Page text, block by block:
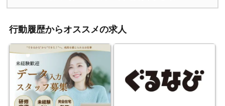
行動履歴からオススメの求人